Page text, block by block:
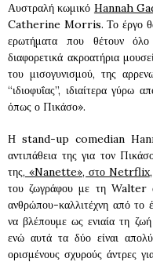
Αυστραλή κωμικό Hannah
Catherine Morris. Το έργο θα
ερωτήματα που θέτουν όλο
διαφορετικά ακροατήρια
του μισογυνισμού, της
“ιδιοφυΐας”, ιδιαίτερα γύρω
όπως ο Πικάσο».
Η stand-up comedian
αντιπάθεια της για τον
της, «Nanette», στο Netrflix
του ζωγράφου με τη Walter
ανθρώπου-καλλιτέχνη από το
να βλέπουμε ως ενιαία τη
ενώ αυτά τα δύο είναι
ορισμένους σχυρούς άντρες